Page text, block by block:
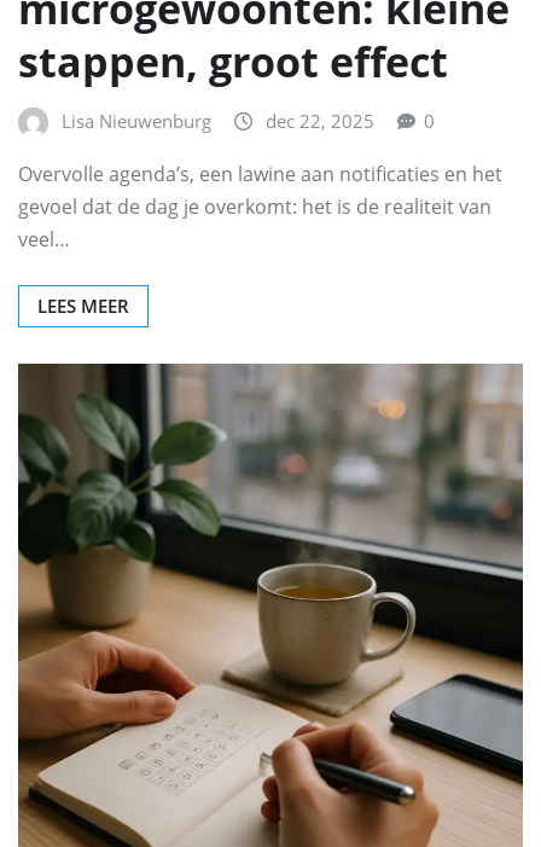
stappen, groot effect
Lisa Nieuwenburg dec 22, 2025 0
Overvolle agenda’s, een lawine aan notificaties en het
gevoel dat de dag je overkomt: het is de realiteit van
veel…
LEES MEER